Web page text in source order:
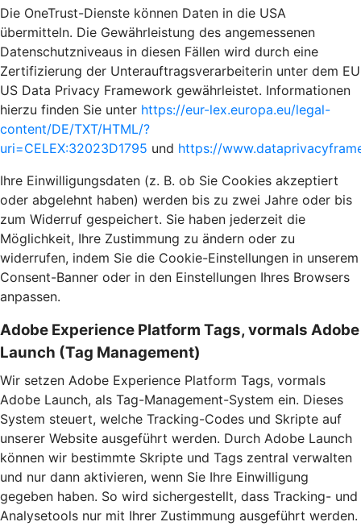
Die OneTrust-Dienste können Daten in die USA
übermitteln. Die Gewährleistung des angemessenen
Datenschutzniveaus in diesen Fällen wird durch eine
Zertifizierung der Unterauftragsverarbeiterin unter dem EU
US Data Privacy Framework gewährleistet. Informationen
hierzu finden Sie unter https://eur-lex.europa.eu/legal-
content/DE/TXT/HTML/?
uri=CELEX:32023D1795 und https://
Ihre Einwilligungsdaten (z. B. ob Sie Cookies akzeptiert
oder abgelehnt haben) werden bis zu zwei Jahre oder bis
zum Widerruf gespeichert. Sie haben jederzeit die
Möglichkeit, Ihre Zustimmung zu ändern oder zu
widerrufen, indem Sie die Cookie-Einstellungen in unserem
Consent-Banner oder in den Einstellungen Ihres Browsers
anpassen.
Adobe Experience Platform Tags, vormals Adobe
Launch (Tag Management)
Wir setzen Adobe Experience Platform Tags, vormals
Adobe Launch, als Tag-Management-System ein. Dieses
System steuert, welche Tracking-Codes und Skripte auf
unserer Website ausgeführt werden. Durch Adobe Launch
können wir bestimmte Skripte und Tags zentral verwalten
und nur dann aktivieren, wenn Sie Ihre Einwilligung
gegeben haben. So wird sichergestellt, dass Tracking- und
Analysetools nur mit Ihrer Zustimmung ausgeführt werden.